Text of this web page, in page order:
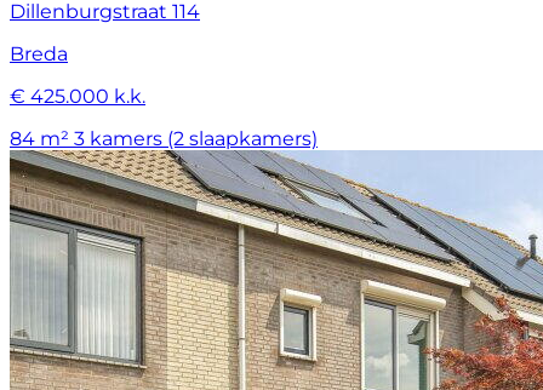
Dillenburgstraat 114
Breda
€ 425.000 k.k.
84 m² 3 kamers (2 slaapkamers)